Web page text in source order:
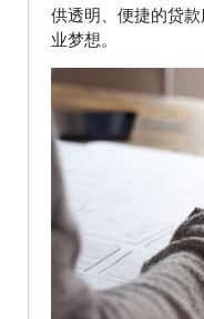
供透明、便捷的贷
业梦想。